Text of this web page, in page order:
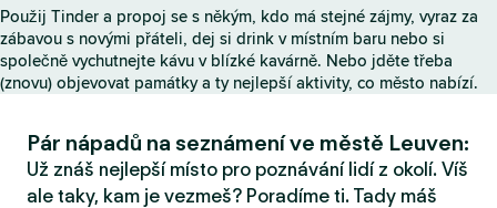
k
a
T
i
d
e
r
Použij Tinder a propoj se s někým, kdo má stejné zájmy, vyraz za
zábavou s novými přáteli, dej si drink v místním baru nebo si
společně vychutnejte kávu v blízké kavárně. Nebo jděte třeba
(znovu) objevovat památky a ty nejlepší aktivity, co město nabízí.
Pár nápadů na seznámení ve městě Leuven:
Už znáš nejlepší místo pro poznávání lidí z okolí. Víš
ale taky, kam je vezmeš? Poradíme ti. Tady máš